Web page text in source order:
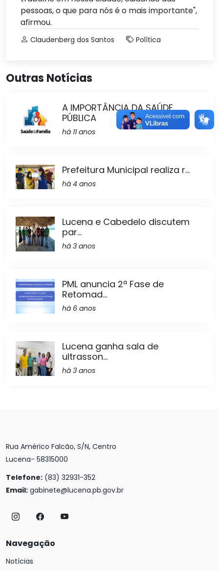
pessoas, o que para nós é o mais importante",
afirmou.
Claudenberg dos Santos Política
Outras Notícias
A IMPORTÂNCIA DA SAÚDE
PÚBLICA
há 11 anos
Prefeitura Municipal realiza r...
há 4 anos
Lucena e Cabedelo discutem
par...
há 3 anos
PML anuncia 2ª Fase de
Retomad...
há 6 anos
Lucena ganha sala de
ultrasson...
há 3 anos
Rua Américo Falcão, S/N, Centro
Lucena- 58315000
Telefone: (83) 32931-352
Email: gabinete@lucena.pb.gov.br
Navegação
Notícias